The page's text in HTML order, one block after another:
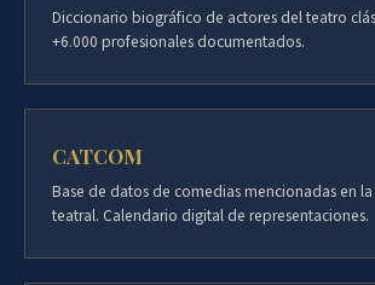
Diccionario biográfico de actores del teatro
+6.000 profesionales documentados.
CATCOM
Base de datos de comedias mencionadas en
teatral. Calendario digital de representaciones.